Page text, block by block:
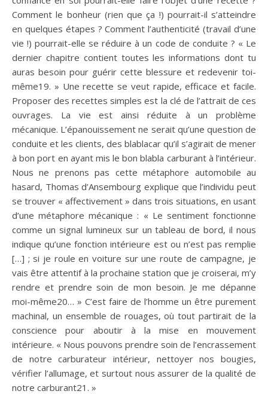
Comment le bonheur (rien que ça !) pourrait-il s’atteindre
en quelques étapes ? Comment l’authenticité (travail d’une
vie !) pourrait-elle se réduire à un code de conduite ? « Le
dernier chapitre contient toutes les informations dont tu
auras besoin pour guérir cette blessure et redevenir toi-
même19. » Une recette se veut rapide, efficace et facile.
Proposer des recettes simples est la clé de l’attrait de ces
ouvrages. La vie est ainsi réduite à un problème
mécanique. L’épanouissement ne serait qu’une question de
conduite et les clients, des blablacar qu’il s’agirait de mener
à bon port en ayant mis le bon blabla carburant à l’intérieur.
Nous ne prenons pas cette métaphore automobile au
hasard, Thomas d’Ansembourg explique que l’individu peut
se trouver « affectivement » dans trois situations, en usant
d’une métaphore mécanique : « Le sentiment fonctionne
comme un signal lumineux sur un tableau de bord, il nous
indique qu’une fonction intérieure est ou n’est pas remplie
[…] ; si je roule en voiture sur une route de campagne, je
vais être attentif à la prochaine station que je croiserai, m’y
rendre et prendre soin de mon besoin. Je me dépanne
moi-même20… » C’est faire de l’homme un être purement
machinal, un ensemble de rouages, où tout partirait de la
conscience pour aboutir à la mise en mouvement
intérieure. « Nous pouvons prendre soin de l’encrassement
de notre carburateur intérieur, nettoyer nos bougies,
vérifier l’allumage, et surtout nous assurer de la qualité de
notre carburant21. »